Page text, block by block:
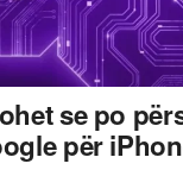
se po
për